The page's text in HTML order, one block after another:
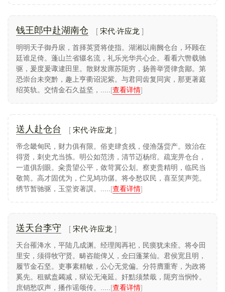
钱王郎中赴湖南仓 宋代·许应龙
明明天子御丹扆，首择英贤将使指。湖湘以南阙仓台，环顾在
廷谁足倚。蓬山兰省辍名流，礼乐光华共心企。看看六辔载驰
驱，爰度爰诹逮田里。散财发廪苏阨穷，扬善举贤律贪鄙。第
恐崇台未突黔，趣上亨衢诏泥紫。与君同齿复同寅，那更著庭
绍英轨。交情金石久益坚，..... [查看详情]
送人赴仓台 宋代·许应龙
帝念畿甸民，财力俱有限。俗吏肆贪残，侵渔荡赀产。致治在
得贤，刺史尤当拣。明公如范滂，清节迈杨绾。疏宠畀仓台，
一道俱刮眼。籴贵望公平，敛苛冀公划。察吏贵精明，临民当
敬简。高才固优为，伫见鸠功僝。将令愁叹民，喜至笑声莞。
绣节暂驰驱，玉堂资著譔。..... [查看详情]
送天台李守 宋代·许应龙
天台罹洚水，平陆几成渊。经理阅再祀，民瘼犹未痊。将令田
里安，须得牧守贤。畴咨能俾乂，佥曰蓬莱仙。君侯宽且明，
履节金石坚。吏事素精敏，公心无党偏。分符膺重寄，为政将
奚先。租赋盍蠲减，狱讼无淹延。奸黠须禁戢，阨穷当悯怜。
庶销愁叹声，播作谣颂传。..... [查看详情]